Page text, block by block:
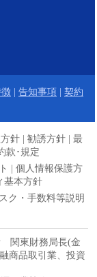
| 告知事項 | 契約
針 | 勧誘方針 | 最
款･規定
| 個人情報保護方
基本方針
ク・手数料等説明
関東財務局長(金
商品取引業、投資